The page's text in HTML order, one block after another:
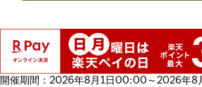
開催期間：2026年8月1日00:00～2026年8